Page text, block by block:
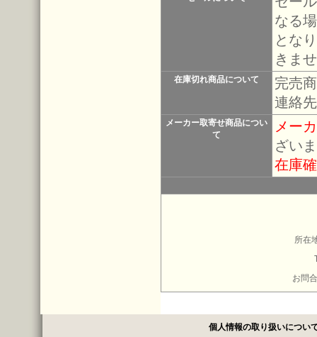
なる
とな
きま
在庫切れ商品について
完売
連絡
メーカー取寄せ商品につい
て
メー
ざい
在庫
所在
お問
個人情報の取り扱いについ